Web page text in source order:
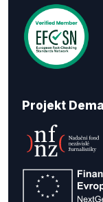
Projekt